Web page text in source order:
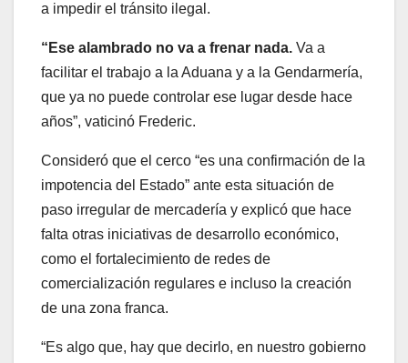
a impedir el tránsito ilegal.
“Ese alambrado no va a frenar nada. Va a
facilitar el trabajo a la Aduana y a la Gendarmería,
que ya no puede controlar ese lugar desde hace
años”, vaticinó Frederic.
Consideró que el cerco “es una confirmación de la
impotencia del Estado” ante esta situación de
paso irregular de mercadería y explicó que hace
falta otras iniciativas de desarrollo económico,
como el fortalecimiento de redes de
comercialización regulares e incluso la creación
de una zona franca.
“Es algo que, hay que decirlo, en nuestro gobierno